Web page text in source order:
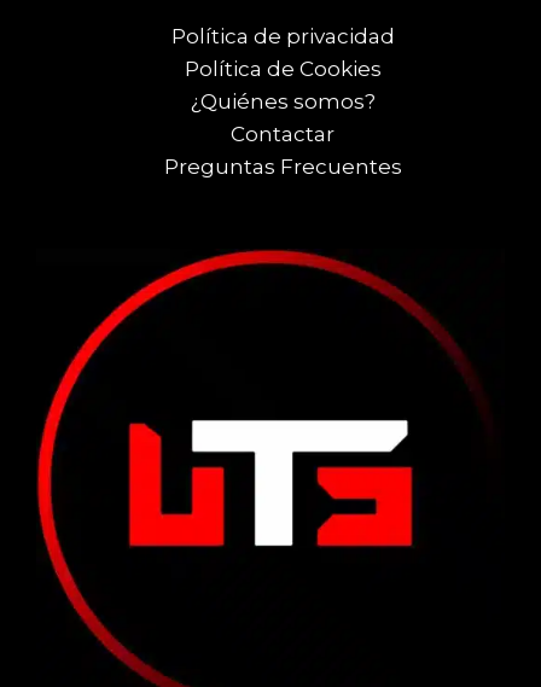
Política de privacidad
Política de Cookies
¿Quiénes somos?
Contactar
Preguntas Frecuentes